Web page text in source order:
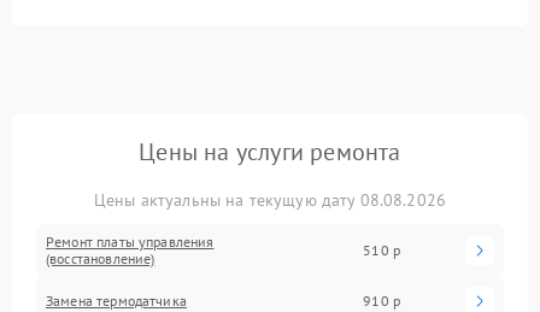
Цены на услуги ремонта
Цены актуальны на текущую дату 08.08.2026
Ремонт платы управления
(восстановление)
510 р
Замена термодатчика 910 р